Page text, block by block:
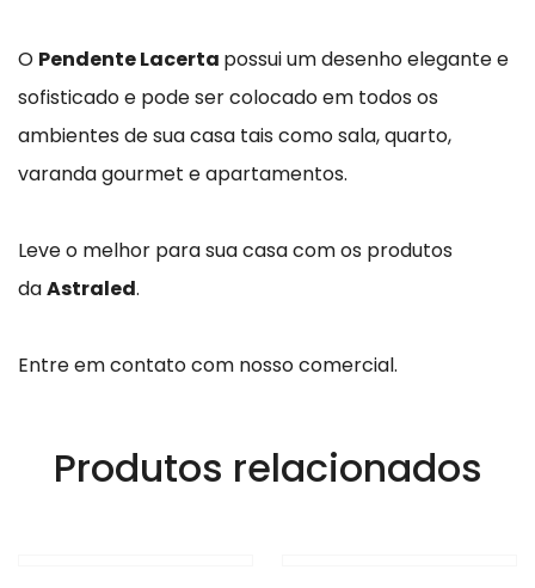
O Pendente Lacerta possui um desenho elegante e
sofisticado e pode ser colocado em todos os
ambientes de sua casa tais como sala, quarto,
varanda gourmet e apartamentos.
Leve o melhor para sua casa com os produtos
daAstraled.
Entre em contato com nosso comercial.
Produtos relacionados